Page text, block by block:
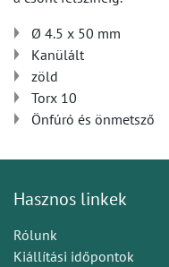
Ø 4.5 x 50 mm
Kanülált
zöld
Torx 10
Önfúró és önmetsző
Hasznos linkek
Rólunk
Kiállítási időpontok